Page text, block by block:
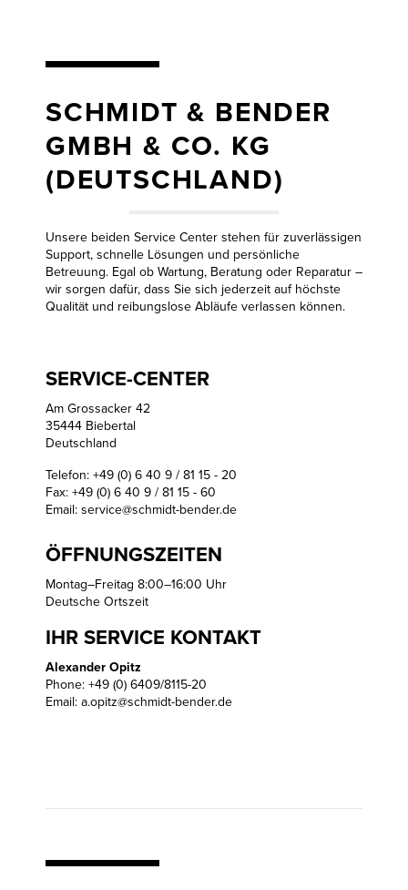
SCHMIDT & BENDER
GMBH & CO. KG
(DEUTSCHLAND)
Unsere beiden Service Center stehen für zuverlässigen
Support, schnelle Lösungen und persönliche
Betreuung. Egal ob Wartung, Beratung oder Reparatur –
wir sorgen dafür, dass Sie sich jederzeit auf höchste
Qualität und reibungslose Abläufe verlassen können.
SERVICE-CENTER
Am Grossacker 42
35444 Biebertal
Deutschland
Telefon: +49 (0) 6 40 9 / 81 15 - 20
Fax: +49 (0) 6 40 9 / 81 15 - 60
Email: service@schmidt-bender.de
ÖFFNUNGSZEITEN
Montag–Freitag 8:00–16:00 Uhr
Deutsche Ortszeit
IHR SERVICE KONTAKT
Alexander Opitz
Phone: +49 (0) 6409/8115-20
Email: a.opitz@schmidt-bender.de